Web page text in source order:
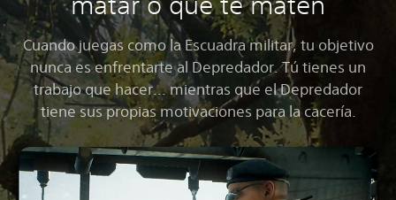
Cuando juegas como la Escuadra militar, tu objetivo
nunca es enfrentarte al Depredador. Tú tienes un
trabajo que hacer... mientras que el Depredador
tiene sus propias motivaciones para la cacería.